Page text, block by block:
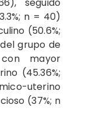
n = 40)
(50.6%;
grupo de
mayor
(45.36%;
uterino
(37%; n